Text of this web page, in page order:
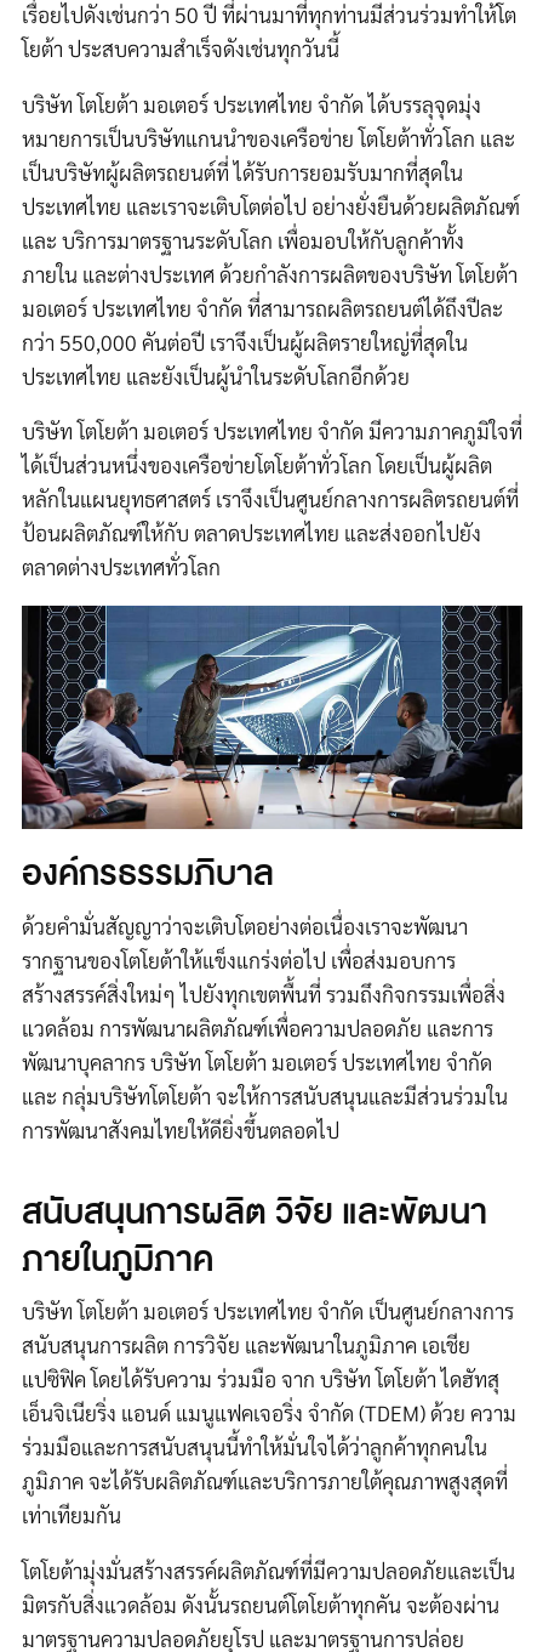
เรื่อยไปดังเช่นกว่า 50 ปี ที่ผ่านมาที่ทุกท่านมีส่วนร่วมทำให้โต
โยต้า ประสบความสำเร็จดังเช่นทุกวันนี้
บริษัท โตโยต้า มอเตอร์ ประเทศไทย จำกัด ได้บรรลุจุดมุ่ง
หมายการเป็นบริษัทแกนนำของเครือข่าย โตโยต้าทั่วโลก และ
เป็นบริษัทผู้ผลิตรถยนต์ที่ ได้รับการยอมรับมากที่สุดใน
ประเทศไทย และเราจะเติบโตต่อไป อย่างยั่งยืนด้วยผลิตภัณฑ์
และ บริการมาตรฐานระดับโลก เพื่อมอบให้กับลูกค้าทั้ง
ภายใน และต่างประเทศ ด้วยกำลังการผลิตของบริษัท โตโยต้า
มอเตอร์ ประเทศไทย จำกัด ที่สามารถผลิตรถยนต์ได้ถึงปีละ
กว่า 550,000 คันต่อปี เราจึงเป็นผู้ผลิตรายใหญ่ที่สุดใน
ประเทศไทย และยังเป็นผู้นำในระดับโลกอีกด้วย
บริษัท โตโยต้า มอเตอร์ ประเทศไทย จำกัด มีความภาคภูมิใจที่
ได้เป็นส่วนหนึ่งของเครือข่ายโตโยต้าทั่วโลก โดยเป็นผู้ผลิต
หลักในแผนยุทธศาสตร์ เราจึงเป็นศูนย์กลางการผลิตรถยนต์ที่
ป้อนผลิตภัณฑ์ให้กับ ตลาดประเทศไทย และส่งออกไปยัง
ตลาดต่างประเทศทั่วโลก
องค์กรธรรมภิบาล
ด้วยคำมั่นสัญญาว่าจะเติบโตอย่างต่อเนื่องเราจะพัฒนา
รากฐานของโตโยต้าให้แข็งแกร่งต่อไป เพื่อส่งมอบการ
สร้างสรรค์สิ่งใหม่ๆ ไปยังทุกเขตพื้นที่ รวมถึงกิจกรรมเพื่อสิ่ง
แวดล้อม การพัฒนาผลิตภัณฑ์เพื่อความปลอดภัย และการ
พัฒนาบุคลากร บริษัท โตโยต้า มอเตอร์ ประเทศไทย จำกัด
และ กลุ่มบริษัทโตโยต้า จะให้การสนับสนุนและมีส่วนร่วมใน
การพัฒนาสังคมไทยให้ดียิ่งขึ้นตลอดไป
สนับสนุนการผลิต วิจัย และพัฒนา
ภายในภูมิภาค
บริษัท โตโยต้า มอเตอร์ ประเทศไทย จำกัด เป็นศูนย์กลางการ
สนับสนุนการผลิต การวิจัย และพัฒนาในภูมิภาค เอเชีย
แปซิฟิค โดยได้รับความ ร่วมมือ จาก บริษัท โตโยต้า ไดฮัทสุ
เอ็นจิเนียริ่ง แอนด์ แมนูแฟคเจอริ่ง จำกัด (TDEM) ด้วย ความ
ร่วมมือและการสนับสนุนนี้ทำให้มั่นใจได้ว่าลูกค้าทุกคนใน
ภูมิภาค จะได้รับผลิตภัณฑ์และบริการภายใต้คุณภาพสูงสุดที่
เท่าเทียมกัน
โตโยต้ามุ่งมั่นสร้างสรรค์ผลิตภัณฑ์ที่มีความปลอดภัยและเป็น
มิตรกับสิ่งแวดล้อม ดังนั้นรถยนต์โตโยต้าทุกคัน จะต้องผ่าน
มาตรฐานความปลอดภัยยุโรป และมาตรฐานการปล่อย